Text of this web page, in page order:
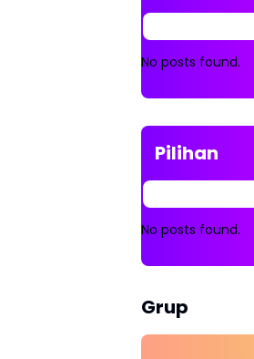
No posts found.
Pilihan
No posts found.
Grup